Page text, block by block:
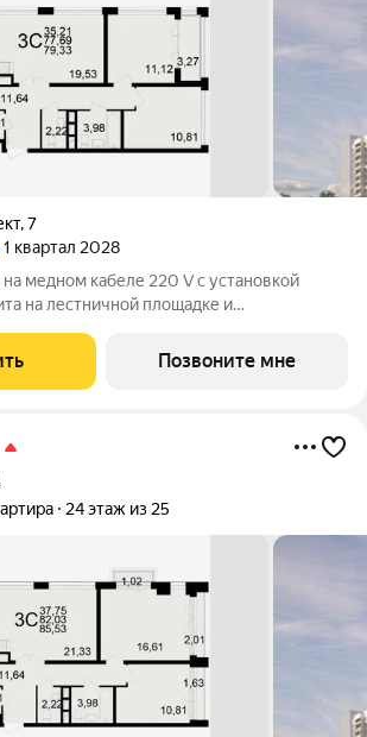
,7
1 квартал 2028
медном кабеле 220 V с установкой
на лестничной площадке и
откосов дверных и оконных
стояков
Позвоните мне
24 этаж из 25